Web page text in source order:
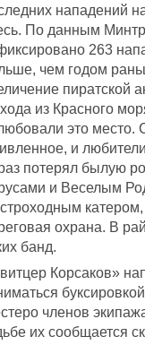
нападений
По данным
263
чем годом
пиратской
из Красного
это место.
и
потерял былую
и Веселым
охрана. В
банд.
Корсаков»
членов
их сообщается